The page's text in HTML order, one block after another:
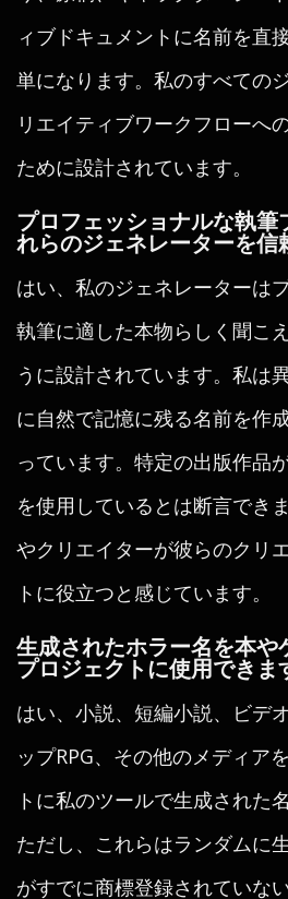
ィブドキュメントに名前を直
単になります。私のすべての
リエイティブワークフローへ
ために設計されています。
プロフェッショナルな執筆
れらのジェネレーターを信
はい、私のジェネレーターは
執筆に適した本物らしく聞こ
うに設計されています。私は
に自然で記憶に残る名前を作
っています。特定の出版作品
を使用しているとは断言でき
やクリエイターが彼らのクリ
トに役立つと感じています。
生成されたホラー名を本や
プロジェクトに使用できま
はい、小説、短編小説、ビデ
ップRPG、その他のメディア
トに私のツールで生成された
ただし、これらはランダムに
がすでに商標登録されていな